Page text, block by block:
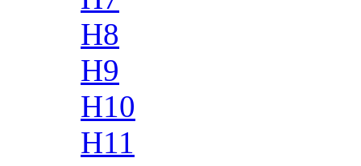
H8
H9
H10
H11